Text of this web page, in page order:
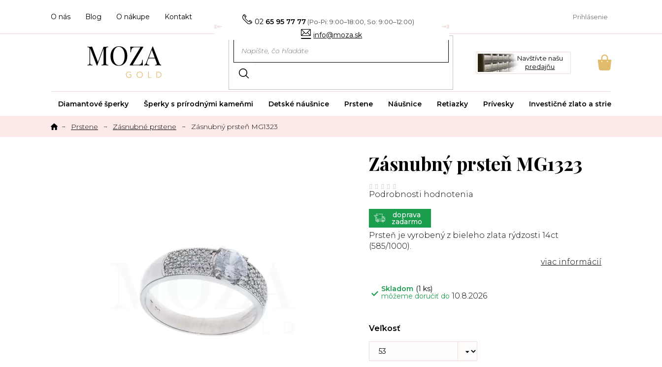
02 65 95 77 77
info@moza.sk
O nás Blog O nákupe Kontakt Prihlásenie
Navštívte našu
predajňu
NÁKUPNÝ
Diamantové šperky Šperky s prírodnými kameňmi Detské náušnice Prstene Náušnice Retiazky Prívesky Investičné zlato a striebro
Prstene Zásnubné prstene Zásnubný prsteň MG1323
Skladom (1 ks)
môžeme doručiť do 10.8.2026
Veľkosť
Prsteň je vyrobený z bieleho zlata rýdzosti 14ct
(585/1000).
Zásnubný prsteň MG1323
Priemerné
hodnotenie
produktu
0,0
hviezdičiek.
Podrobnosti hodnotenia
ZADARMO